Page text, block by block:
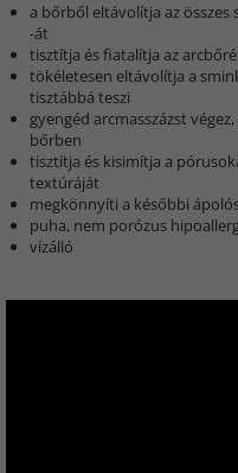
a bőrből eltávolítja az összes
-át
tisztítja és fiatalítja az
tökéletesen eltávolítja a
tisztábbá teszi
gyengéd arcmasszázst
bőrben
tisztítja és kisimítja a
textúráját
megkönnyíti a későbbi
puha, nem porózus
vízálló